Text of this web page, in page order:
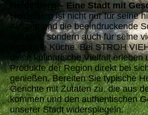
Heidelberg – Eine Stadt mit
Heidelberg ist nicht nur für seine
Altstadt und die beeindruckende
bekannt, sondern auch für seine
regionale Küche. Bei STROH
diese kulinarische Vielfalt erleben
Produkte der Region direkt bei
genießen. Bereiten Sie typische
Gerichte mit Zutaten zu, die aus
kommen und den authentischen
unserer Stadt widerspiegeln.